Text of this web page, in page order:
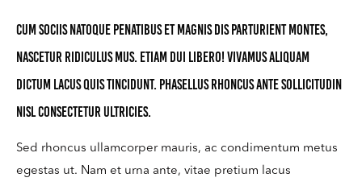
Cum sociis natoque penatibus et magnis dis parturient montes,
nascetur ridiculus mus. Etiam dui libero! Vivamus aliquam
dictum lacus quis tincidunt. Phasellus rhoncus ante sollicitudin
nisl consectetur ultricies.
Sed rhoncus ullamcorper mauris, ac condimentum metus
egestas ut. Nam et urna ante, vitae pretium lacus